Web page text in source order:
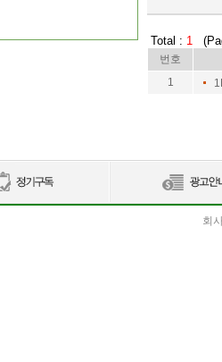
Total : 1
번호
1
회